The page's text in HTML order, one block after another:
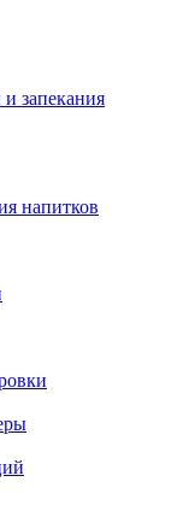
запекания
напитков